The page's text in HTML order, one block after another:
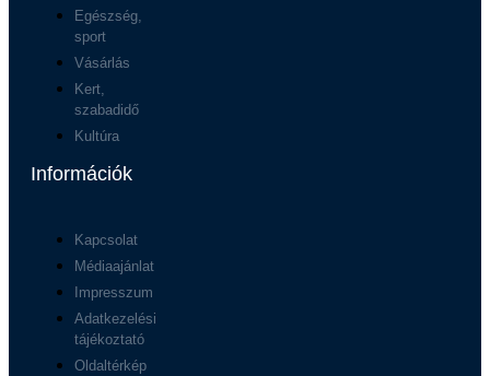
Egészség,
sport
Vásárlás
Kert,
szabadidő
Kultúra
Információk
Kapcsolat
Médiaajánlat
Impresszum
Adatkezelési
tájékoztató
Oldaltérkép